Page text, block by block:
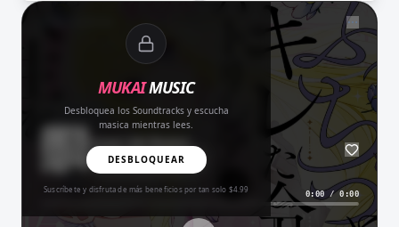
MUKAIMUSIC
Desbloquea los Soundtracks y escucha
masica mientras lees.
DESBLOQUEAR
Suscríbete y disfruta de más beneficios por tan solo $4.99
BALADA
0:00 /0:00